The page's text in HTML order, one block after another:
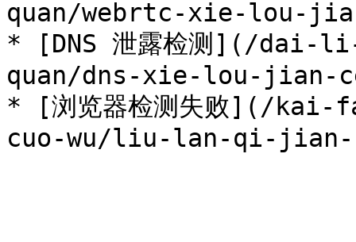
quan/webrtc-xie-lou-
* [DNS 泄露检测](/
quan/dns-xie-lou-jian-
* [浏览器检测失败](/kai-